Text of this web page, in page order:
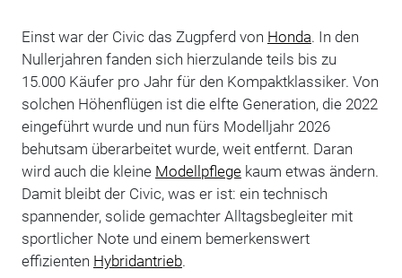
Einst war der Civic das Zugpferd von Honda. In den
Nullerjahren fanden sich hierzulande teils bis zu
15.000 Käufer pro Jahr für den Kompaktklassiker. Von
solchen Höhenflügen ist die elfte Generation, die 2022
eingeführt wurde und nun fürs Modelljahr 2026
behutsam überarbeitet wurde, weit entfernt. Daran
wird auch die kleine Modellpflegekaum etwas ändern.
Damit bleibt der Civic, was er ist: ein technisch
spannender, solide gemachter Alltagsbegleiter mit
sportlicher Note und einem bemerkenswert
effizienten Hybridantrieb.